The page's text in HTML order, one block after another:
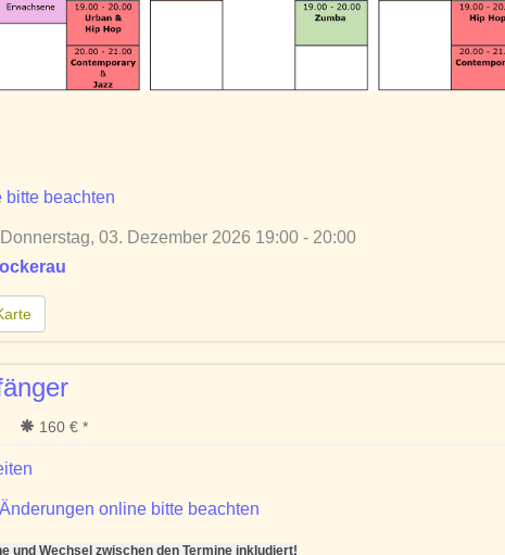
bitte beachten
03. Dezember 2026 19:00 - 20:00
160 € *
online bitte beachten
und Wechsel zwischen den Termine inkludiert!